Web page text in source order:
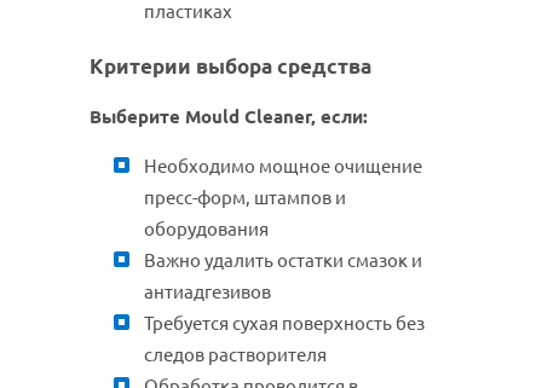
пластиках
Критерии выбора средства
Выберите Mould Cleaner, если:
Необходимо мощное очищение
пресс-форм, штампов и
оборудования
Важно удалить остатки смазок и
антиадгезивов
Требуется сухая поверхность без
следов растворителя